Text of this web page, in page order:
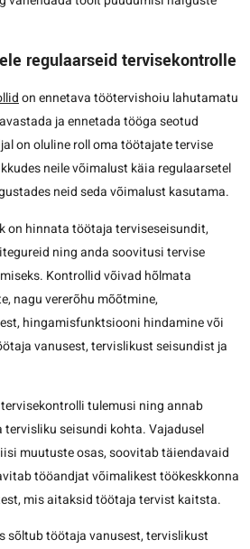
regulaarseid tervisekontrolle
on ennetava töötervishoiu lahutamatu
ja ennetada tööga seotud
on oluline roll oma töötajate tervise
neile võimalust käia regulaarsetel
neid seda võimalust kasutama.
on hinnata töötaja terviseseisundit,
ning anda soovitusi tervise
Kontrollid võivad hõlmata
nagu vererõhu mõõtmine,
hingamisfunktsiooni hindamine või
vanusest, tervislikust seisundist ja
tulemusi ning annab
seisundi kohta. Vajadusel
muutuste osas, soovitab täiendavaid
tööandjat võimalikest töökeskkonna
mis aitaksid töötaja tervist kaitsta.
sõltub töötaja vanusest, tervislikust